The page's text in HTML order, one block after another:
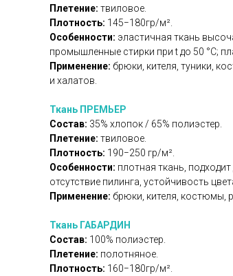
Плетение: твиловое.
Плотность: 145−180гр/м².
Особенности: эластичная ткань
промышленные стирки при t до 50 °C;
Применение: брюки, кителя, туники,
и халатов.
Ткань ПРЕМЬЕР
Состав: 35% хлопок / 65% полиэстер.
Плетение: твиловое.
Плотность: 190−250 гр/м².
Особенности: плотная ткань,
отсутствие пилинга, устойчивость
Применение: брюки, кителя, костюмы,
Ткань ГАБАРДИН
Состав: 100% полиэстер.
Плетение: полотняное.
Плотность: 160−180гр/м².